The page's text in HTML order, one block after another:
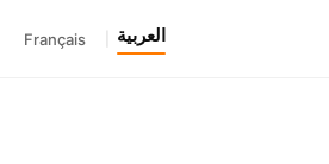
العربية Français